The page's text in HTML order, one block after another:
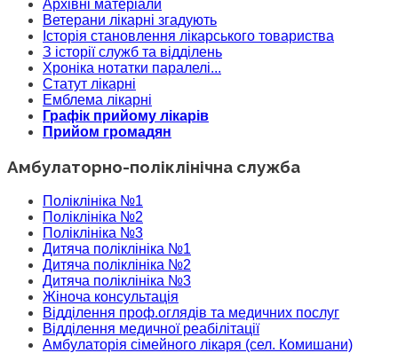
Архівні матеріали
Ветерани лікарні згадують
Історія становлення лікарського товариства
З історії служб та відділень
Хроніка нотатки паралелі...
Статут лікарні
Емблема лікарні
Графік прийому лікарів
Прийом громадян
Амбулаторно-поліклінічна служба
Поліклініка №1
Поліклініка №2
Поліклініка №3
Дитяча поліклініка №1
Дитяча поліклініка №2
Дитяча поліклініка №3
Жіноча консультація
Відділення проф.оглядів та медичних послуг
Відділення медичної реабілітації
Амбулаторія сімейного лікаря (сел. Комишани)